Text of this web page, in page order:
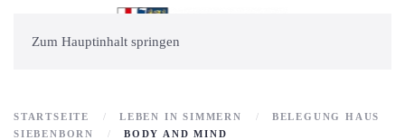
Zum Hauptinhalt springen
STARTSEITE LEBEN IN SIMMERN
BELEGUNG HAUS
SIEBENBORN
BODY AND MIND